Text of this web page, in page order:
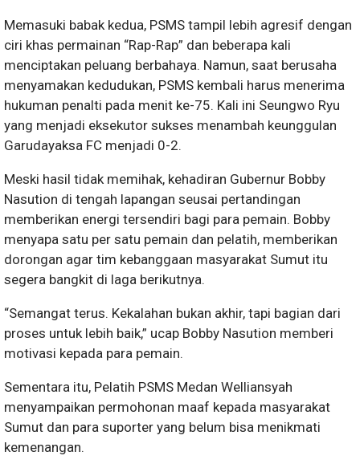
Memasuki babak kedua, PSMS tampil lebih agresif dengan
ciri khas permainan “Rap-Rap” dan beberapa kali
menciptakan peluang berbahaya. Namun, saat berusaha
menyamakan kedudukan, PSMS kembali harus menerima
hukuman penalti pada menit ke-75. Kali ini Seungwo Ryu
yang menjadi eksekutor sukses menambah keunggulan
Garudayaksa FC menjadi 0-2.
Meski hasil tidak memihak, kehadiran Gubernur Bobby
Nasution di tengah lapangan seusai pertandingan
memberikan energi tersendiri bagi para pemain. Bobby
menyapa satu per satu pemain dan pelatih, memberikan
dorongan agar tim kebanggaan masyarakat Sumut itu
segera bangkit di laga berikutnya.
“Semangat terus. Kekalahan bukan akhir, tapi bagian dari
proses untuk lebih baik,” ucap Bobby Nasution memberi
motivasi kepada para pemain.
Sementara itu, Pelatih PSMS Medan Welliansyah
menyampaikan permohonan maaf kepada masyarakat
Sumut dan para suporter yang belum bisa menikmati
kemenangan.